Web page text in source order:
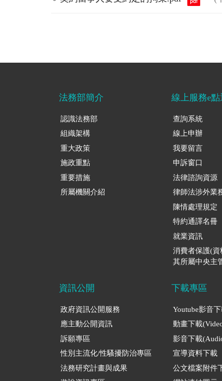
法務部簡介
認識法務部
組織架構
重大政策
施政重點
重要措施
所屬機關介紹
線上服務e點
查詢系統
線上申辦
我要留言
申訴窗口
法律諮詢資源
律師法涉外業
陳情處理規定
特約通譯名冊
就業資訊
消費者保護(資
其所屬中央主
資訊公開
政府資訊公開服務
應主動公開資訊
訴願專區
性別主流化/性騷擾防治專區
法務研究計畫與成果
下載專區
Youtube影音
動畫下載
影音下載
宣導資料下載
公文檔案附件